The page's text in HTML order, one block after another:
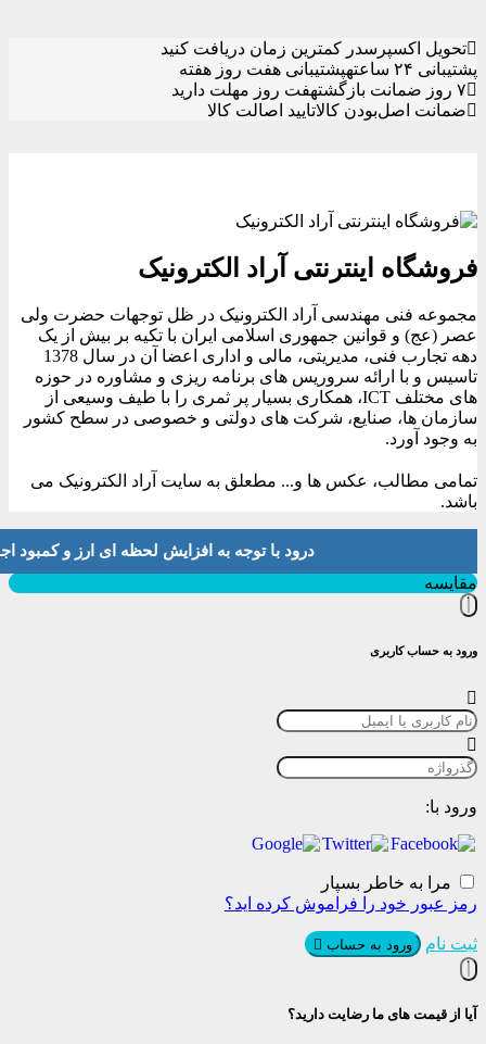
تحویل اکسپرسدر کمترین زمان دریافت کنید
پشتیبانی ۲۴ ساعته
پشتیبانی هفت روز هفته
۷ روز ضمانت بازگشت
هفت روز مهلت دارید
ضمانت اصل‌بودن کالاتایید اصالت کالا
فروشگاه اینترنتی آراد الکترونیک
مجموعه فنی مهندسی آراد الکترونیک در ظل توجهات حضرت ولی
عصر (عج) و قوانین جمهوری اسلامی ایران با تکیه بر بیش از یک
دهه تجارب فنی، مدیریتی، مالی و اداری اعضا آن در سال 1378
تاسیس و با ارائه سروریس های برنامه ریزی و مشاوره در حوزه
های مختلف ICT، همکاری بسیار پر ثمری را با طیف وسیعی از
سازمان ها، صنایع، شرکت های دولتی و خصوصی در سطح کشور
به وجود آورد.
تمامی مطالب، عکس ها و... مطعلق به سایت آراد الکترونیک می
باشد.
درود با توجه به افزایش لحظه ای ارز و کمبود اجناس لطفا موجودی
مقایسه
ورود به حساب کاربری
ورود با:
مرا به خاطر بسپار
رمز عبور خود را فراموش کرده اید؟
ثبت نام ورود به حساب
آیا از قیمت های ما رضایت دارید؟